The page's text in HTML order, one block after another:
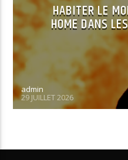
HABITER LE
HOME DANS
admin
29 JUILLET 2026